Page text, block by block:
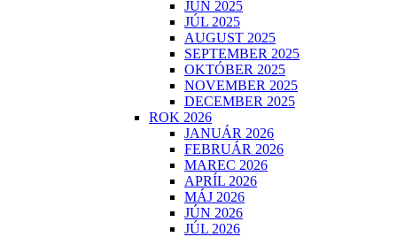
JÚN 2025
JÚL 2025
AUGUST 2025
SEPTEMBER 2025
OKTÓBER 2025
NOVEMBER 2025
DECEMBER 2025
ROK 2026
JANUÁR 2026
FEBRUÁR 2026
MAREC 2026
APRÍL 2026
MÁJ 2026
JÚN 2026
JÚL 2026